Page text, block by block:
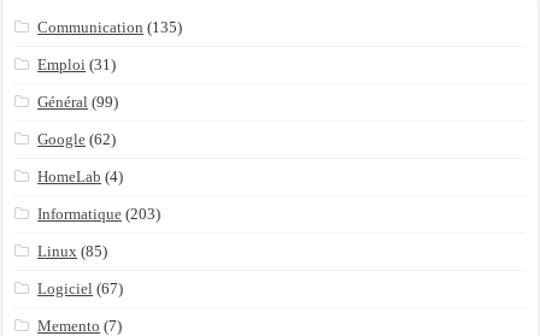
Communication (135)
Emploi (31)
Général (99)
Google (62)
HomeLab (4)
Informatique (203)
Linux (85)
Logiciel (67)
Memento (7)